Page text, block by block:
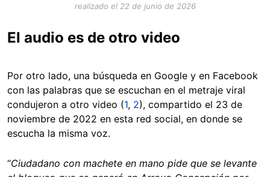
realizado el 22 de junio de 2026
El audio es de otro video
Por otro lado, una búsqueda en Google y en Facebook
con las palabras que se escuchan en el metraje viral
condujeron a otro video (1, 2), compartido el 23 de
noviembre de 2022 en esta red social, en donde se
escucha la misma voz.
“Ciudadano con machete en mano pide que se levante